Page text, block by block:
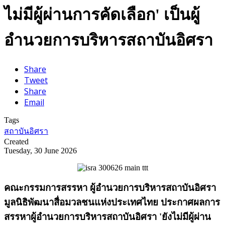
ไม่มีผู้ผ่านการคัดเลือก' เป็นผู้
อำนวยการบริหารสถาบันอิศรา
Share
Tweet
Share
Email
Tags
สถาบันอิศรา
Created
Tuesday, 30 June 2026
คณะกรรมการสรรหา ผู้อำนวยการบริหารสถาบันอิศรา
มูลนิธิพัฒนาสื่อมวลชนแห่งประเทศไทย ประกาศผลการ
สรรหาผู้อำนวยการบริหารสถาบันอิศรา 'ยังไม่มีผู้ผ่าน